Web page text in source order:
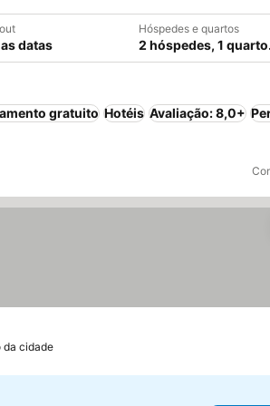
datas
Hóspedes e quartos
2 hóspedes, 1 quarto.
gratuito Hotéis Avaliação: 8,0+
da cidade